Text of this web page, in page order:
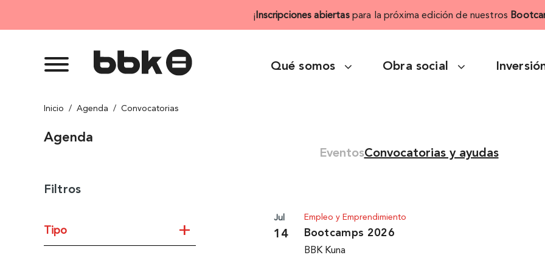
¡ Inscripciones abiertaspara la próxima edición de nuestros
Qué somos Obra social
Inicio / Agenda / Convocatorias
Agenda
EventosConvocatorias y ayudas
Filtros
Tipo +
Jul
14 Bootcamps 2026
Empleo y Emprendimiento
BBK Kuna